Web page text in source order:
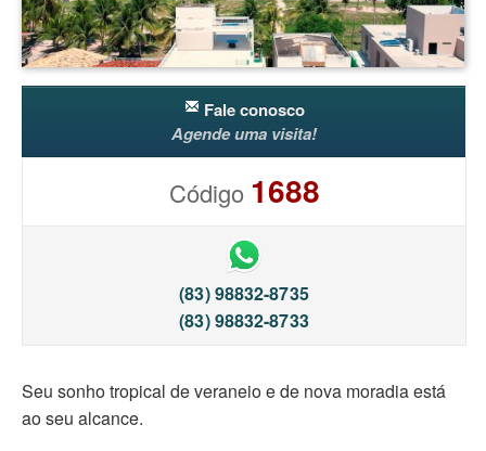
Fale conosco
Agende uma visita!
Código 1688
(83) 98832-8735
(83) 98832-8733
Seu sonho tropical de veraneio e de nova moradia está
ao seu alcance.